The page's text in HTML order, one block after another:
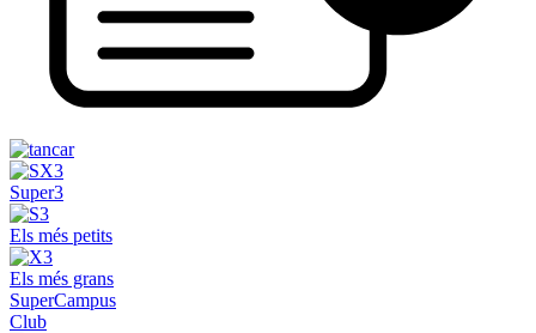
Super3
Els més petits
Els més grans
SuperCampus
Club